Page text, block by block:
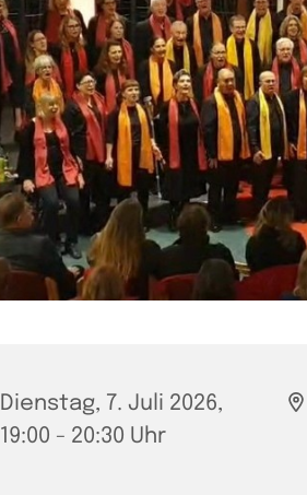
Dienstag, 7. Juli 2026,
19:00 - 20:30 Uhr